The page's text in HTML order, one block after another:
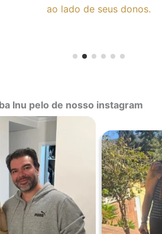
ao lado de seus donos.
Inu pelo de nosso instagram